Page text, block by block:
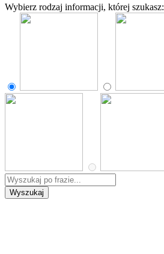
Wybierz rodzaj informacji, której szukasz: